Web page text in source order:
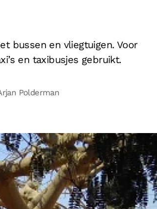
bussen en vliegtuigen. Voor
en taxibusjes gebruikt.
Polderman